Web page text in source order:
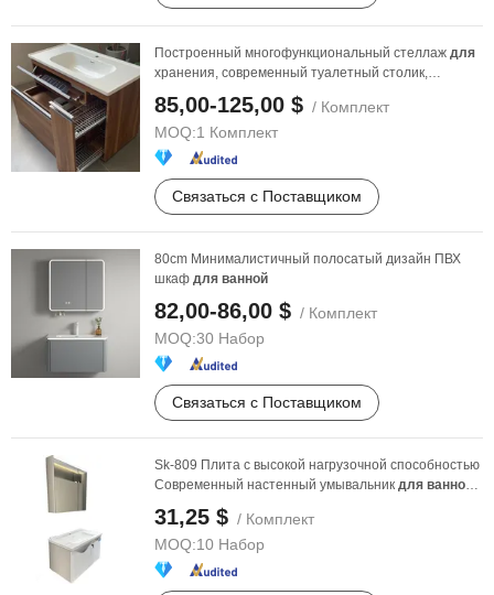
Построенный многофункциональный стеллаж для
хранения, современный туалетный столик,
85,00-125,00 $ / Комплект
MOQ:1 Комплект
Связаться с Поставщиком
80cm Минималистичный полосатый дизайн ПВХ
шкаф для ванной
82,00-86,00 $ / Комплект
MOQ:30 Набор
Связаться с Поставщиком
Sk-809 Плита с высокой нагрузочной способностью
Современный настенный умывальник для ванной
31,25 $ / Комплект
MOQ:10 Набор